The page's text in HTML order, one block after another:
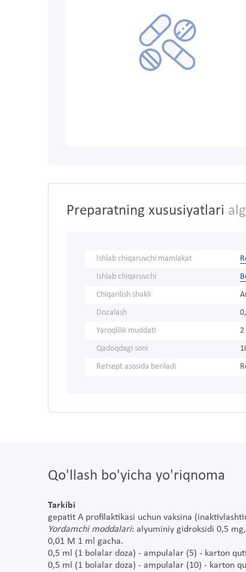
Preparatning xususiyatlari
Ishlab chiqaruvchi mamlakat
Ishlab chiqaruvchi
Chiqarilish shakli
Dozalash
Yaroqlilik muddati
2
Qadoqdagi soni
Retsept asosida beriladi
Qo'llash bo'yicha yo'riqnoma
Tarkibi
gepatit A profilaktikasi uchun vaksina
Yordamchi moddalari: alyuminiy gidroksidi 0,5
0,01 M 1 ml gacha.
0,5 ml (1 bolalar doza) - ampulalar (5) - karton
0,5 ml (1 bolalar doza) - ampulalar (10) - karton